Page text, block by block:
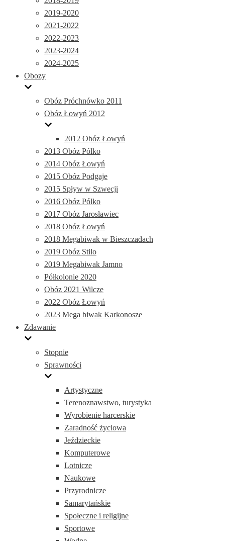
2019-2020
2021-2022
2022-2023
2023-2024
2024-2025
Obozy
Obóz Próchnówko 2011
Obóz Łowyń 2012
2012 Obóz Łowyń
2013 Obóz Pólko
2014 Obóz Łowyń
2015 Obóz Podgaje
2015 Spływ w Szwecji
2016 Obóz Pólko
2017 Obóz Jarosławiec
2018 Obóz Łowyń
2018 Megabiwak w Bieszczadach
2019 Obóz Stilo
2019 Megabiwak Jamno
Półkolonie 2020
Obóz 2021 Wilcze
2022 Obóz Łowyń
2023 Mega biwak Karkonosze
Zdawanie
Stopnie
Sprawności
Artystyczne
Terenoznawstwo, turystyka
Wyrobienie harcerskie
Zaradność życiowa
Jeździeckie
Komputerowe
Lotnicze
Naukowe
Przyrodnicze
Samarytańskie
Społeczne i religijne
Sportowe